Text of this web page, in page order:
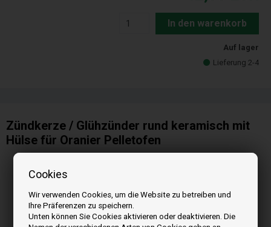
Cookies
Wir verwenden Cookies, um die Website zu betreiben und
Ihre Präferenzen zu speichern.
Unten können Sie Cookies aktivieren oder deaktivieren. Die
In den warenkorb
Auf lager
Lieferung 2-4
Zündkerze / Glühzünder rund keramisch mit
Hülse für Oranier Pelletofen